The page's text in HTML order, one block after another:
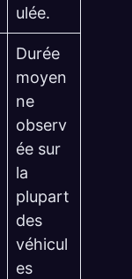
ulée.
Durée
moyen
ne
observ
ée sur
la
plupart
des
véhicul
es